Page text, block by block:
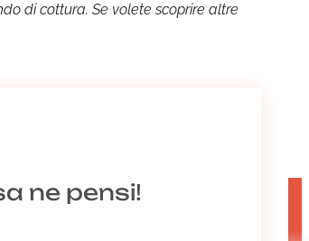
di cottura. Se volete scoprire altre
ne pensi!